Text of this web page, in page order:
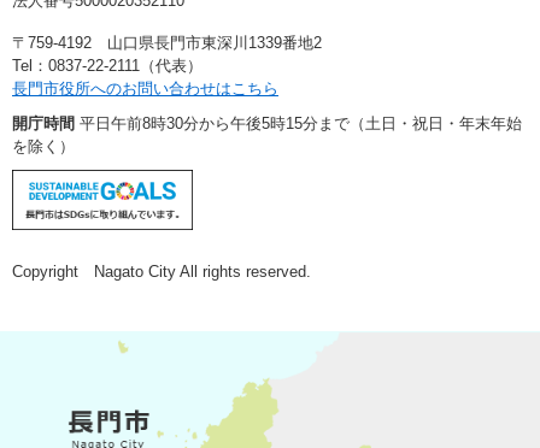
〒759-4192 山口県長門市東深川1339番地2
Tel：0837-22-2111（代表）
長門市役所へのお問い合わせはこちら
開庁時間 平日午前8時30分から午後5時15分まで（土日・祝日・年末年始
を除く）
Copyright Nagato City All rights reserved.